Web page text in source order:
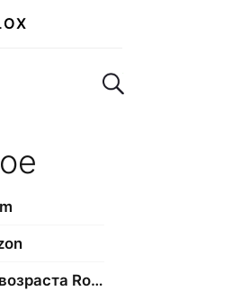
Поиск по сайту
Подтверждение возраста Roblox